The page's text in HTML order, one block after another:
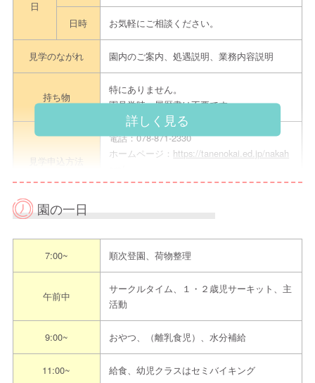
詳しく見る
日
日時 お気軽にご相談ください。
見学のながれ 園内のご案内、処遇説明、業務内容説明
持ち物
特にありません。
園見学時、履歴書は不要です。
見学申込方法
電話：078-871-2330
ホームページ： https://tanenokai.ed.jp/nakah
Email:nakahara@tanenokai.jｐ
連絡先
担当者
078-871-2330
nakahara@tanenokai.j ｐ
tps://lin.ee/6MsWnuv
園の一日
7:00~ 順次登園、荷物整理
午前中
サークルタイム、１・２歳児サーキット、主
活動
9:00~ おやつ、（離乳食児）、水分補給
11:00~ 給食、幼児クラスはセミバイキング